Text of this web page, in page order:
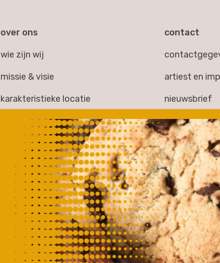
over ons
wie zijn wij
missie & visie
karakteristieke locatie
huisgezelschap
jaarverslag 2025
partners & samenwerkingen
contact
artiest en
nieuwsbrief
overig
werken bij
partners &